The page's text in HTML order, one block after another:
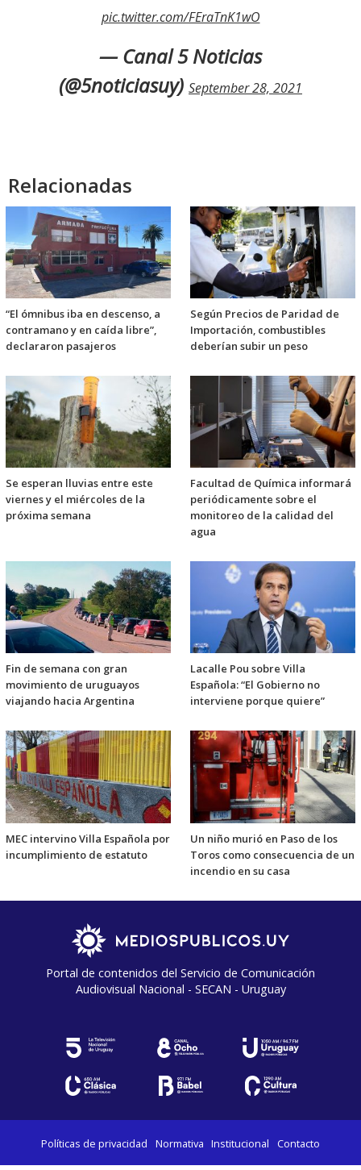
pic.twitter.com/FEraTnK1wO
— Canal 5 Noticias
(@5noticiasuy) September 28, 2021
Relacionadas
“El ómnibus iba en descenso, a
contramano y en caída libre”,
declararon pasajeros
Según Precios de Paridad de
Importación, combustibles
deberían subir un peso
Se esperan lluvias entre este
viernes y el miércoles de la
próxima semana
Facultad de Química informará
periódicamente sobre el
monitoreo de la calidad del
agua
Fin de semana con gran
movimiento de uruguayos
viajando hacia Argentina
Lacalle Pou sobre Villa
Española: “El Gobierno no
interviene porque quiere”
MEC intervino Villa Española por
incumplimiento de estatuto
Un niño murió en Paso de los
Toros como consecuencia de un
incendio en su casa
Portal de contenidos del Servicio de Comunicación
Audiovisual Nacional - SECAN - Uruguay
Políticas de privacidad Normativa Institucional Contacto